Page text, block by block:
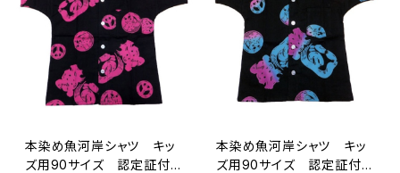
り 港町
ツ 焼津 浜通り 港町
本染め魚河岸シャツ キッ
ズ用90サイズ 認定証付
本染め魚河岸シャツ キッ
ズ用90サイズ 認定証付